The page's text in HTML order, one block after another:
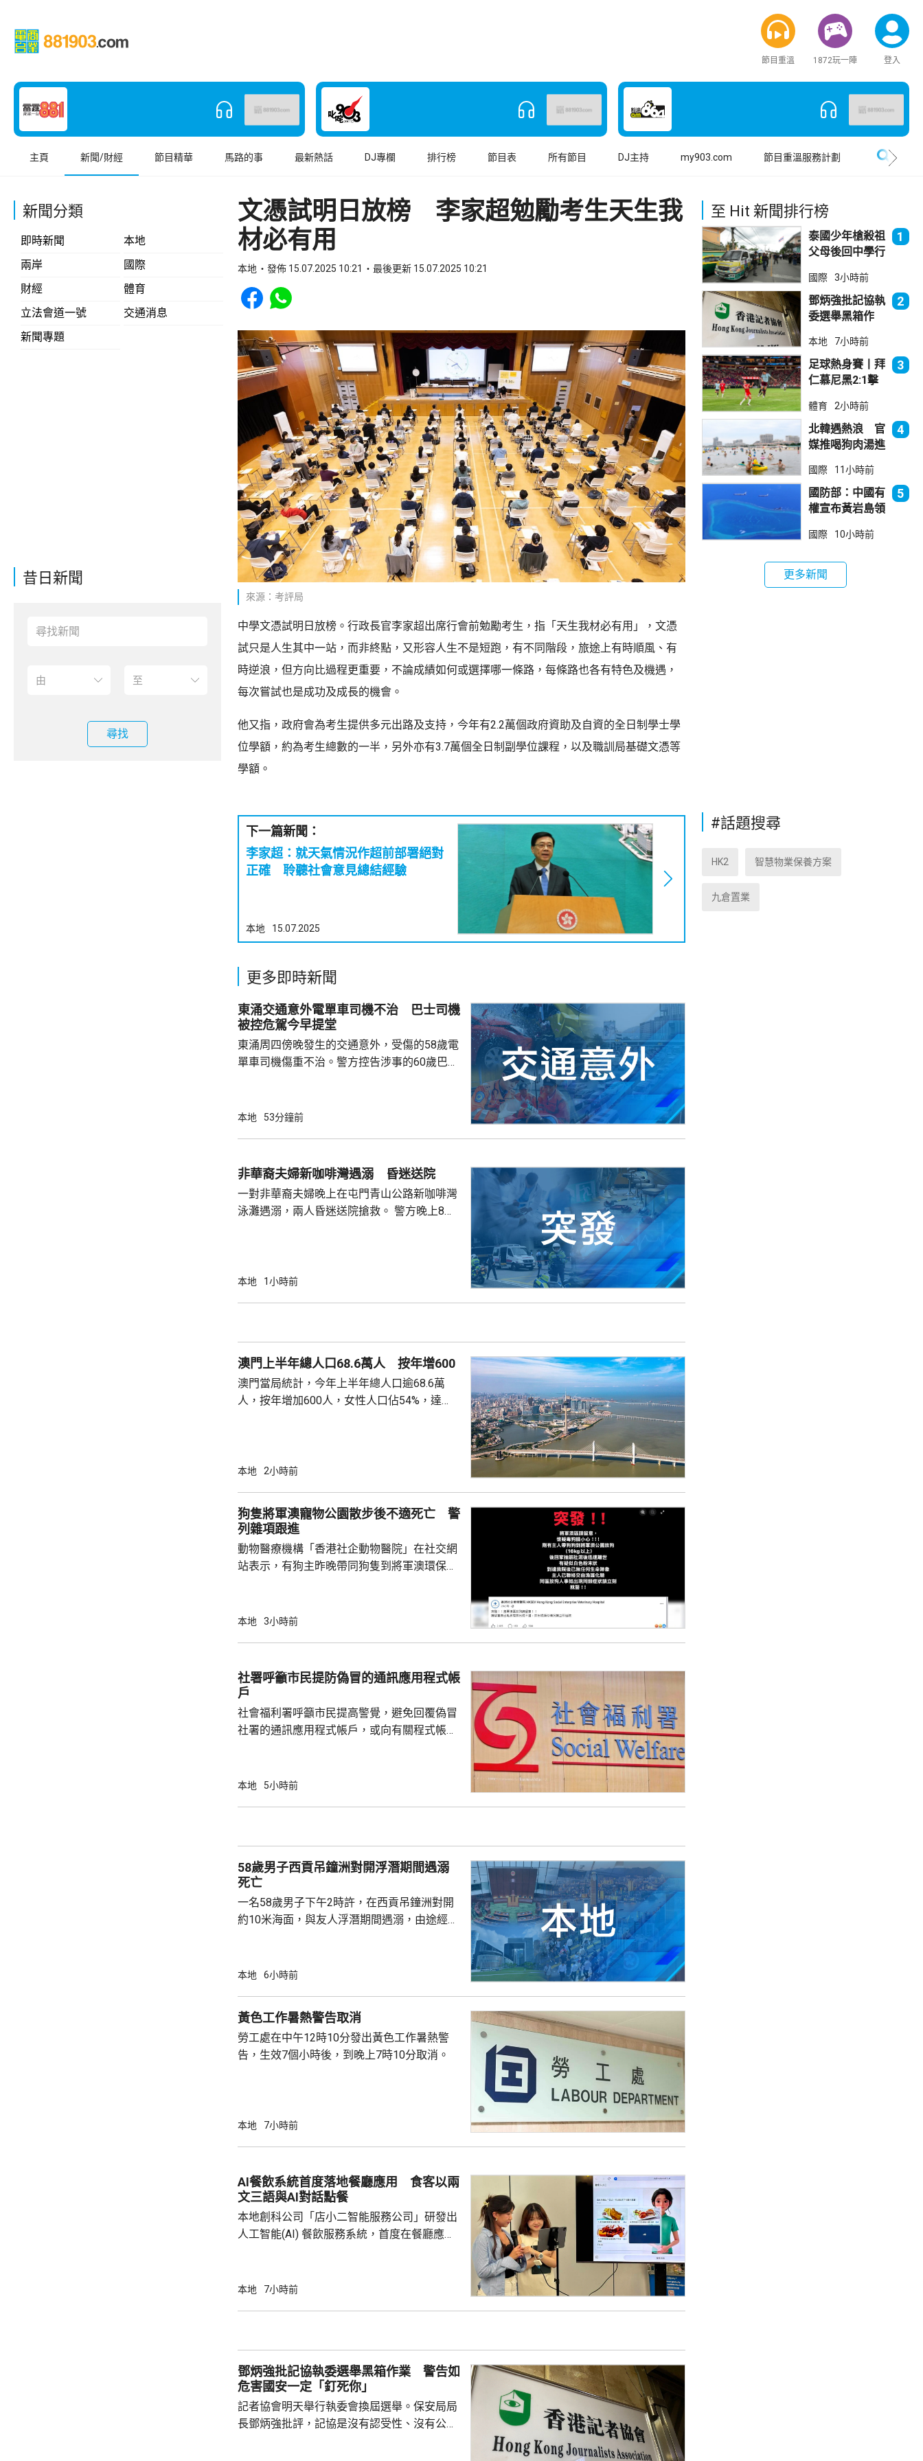
節目重溫 1872玩一陣 登入
主頁 新聞/財經 節目精華 馬路的事 最新熱話 DJ專欄 排行榜 節目表 所有節目 DJ主持 my903.com 節目重溫服務計劃
新聞分類
即時新聞
本地
兩岸
國際
財經
體育
立法會道一號
交通消息
新聞專題
昔日新聞
尋找
文憑試明日放榜 李家超勉勵考生天生我
材必有用
本地 發佈 15.07.2025 10:21 最後更新 15.07.2025 10:21
Share to Facebook
Share to WhatsApp
來源：考評局
中學文憑試明日放榜。行政長官李家超出席行會前勉勵考生，指「天生我材必有用」，文憑
試只是人生其中一站，而非終點，又形容人生不是短跑，有不同階段，旅途上有時順風、有
時逆浪，但方向比過程更重要，不論成績如何或選擇哪一條路，每條路也各有特色及機遇，
每次嘗試也是成功及成長的機會。
他又指，政府會為考生提供多元出路及支持，今年有2.2萬個政府資助及自資的全日制學士學
位學額，約為考生總數的一半，另外亦有3.7萬個全日制副學位課程，以及職訓局基礎文憑等
學額。
下一篇新聞：
李家超：就天氣情況作超前部署絕對
正確 聆聽社會意見總結經驗
本地 15.07.2025
更多即時新聞
東涌交通意外電單車司機不治 巴士司機
被控危駕今早提堂
東涌周四傍晚發生的交通意外，受傷的58歲電
單車司機傷重不治。警方控告涉事的60歲巴士
龍運巴士沿東涌東交匯處行駛，去到近北大嶼
身體多處受傷，昏迷送往北大嶼山醫院，延至
周五早上8時許證實死亡。
本地 53分鐘前
非華裔夫婦新咖啡灣遇溺 昏迷送院
一對非華裔夫婦晚上在屯門青山公路新咖啡灣
泳灘遇溺，兩人昏迷送院搶救。 警方晚上8時
本地 1小時前
澳門上半年總人口68.6萬人 按年增600
澳門當局統計，今年上半年總人口逾68.6萬
人，按年增加600人，女性人口佔54%，達
方面，上半年從內地持單程證的新來澳人士有
471人，按年少逾420人。
本地 2小時前
狗隻將軍澳寵物公園散步後不適死亡 警
列雜項跟進
動物醫療機構「香港社企動物醫院」在社交網
站表示，有狗主昨晚帶同狗隻到將軍澳環保大
亡，狗主事後聯絡交由漁護署化驗。 警方表
捕。
本地 3小時前
社署呼籲市民提防偽冒的通訊應用程式帳
戶
社會福利署呼籲市民提高警覺，避免回覆偽冒
社署的通訊應用程式帳戶，或向有關程式帳戶
內的不明連結，以盗取市民的個人資料。社署
本地 5小時前
58歲男子西貢吊鐘洲對開浮潛期間遇溺
死亡
一名58歲男子下午2時許，在西貢吊鐘洲對開
約10米海面，與友人浮潛期間遇溺，由途經船
確定。
本地 6小時前
黃色工作暑熱警告取消
勞工處在中午12時10分發出黃色工作暑熱警
告，生效7個小時後，到晚上7時10分取消。
本地 7小時前
AI餐飲系統首度落地餐廳應用 食客以兩
文三語與AI對話點餐
本地創科公司「店小二智能服務公司」研發出
人工智能(AI) 餐飲服務系統，首度在餐廳應
話或英文對話，食客根據AI指示點餐，亦可讓
招牌菜式，較為耗時，而AI能因應需求快速推
薦適合的菜式；又指自己不...
本地 7小時前
鄧炳強批記協執委選舉黑箱作業 警告如
危害國安一定「釘死你」
記者協會明天舉行執委會換屆選舉。保安局局
長鄧炳強批評，記協是沒有認受性、沒有公信
至 Hit 新聞排行榜
泰國少年槍殺祖
父母後回中學行
死23傷
1
國際 3小時前
鄧炳強批記協執
委選舉黑箱作
國安一定「釘死
你」
2
本地 7小時前
足球熱身賽丨拜
仁慕尼黑2:1擊
3
體育 2小時前
北韓遇熱浪 官
媒推喝狗肉湯進
4
國際 11小時前
國防部：中國有
權宣布黃岩島領
犯主權
5
國際 10小時前
更多新聞
#話題搜尋
HK2 智慧物業保養方案
九倉置業